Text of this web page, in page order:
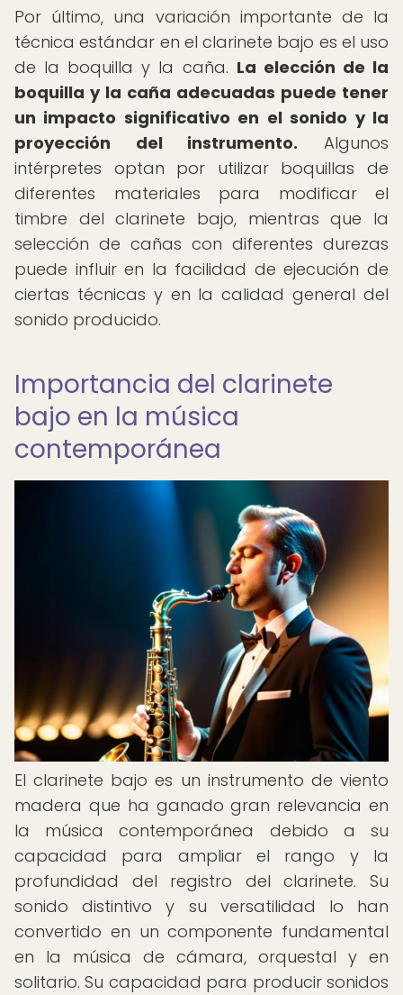
Por último, una variación importante de la
técnica estándar en el clarinete bajo es el uso
de la boquilla y la caña. La elección de la
boquilla y la caña adecuadas puede tener
un impacto significativo en el sonido y la
proyección del instrumento. Algunos
intérpretes optan por utilizar boquillas de
diferentes materiales para modificar el
timbre del clarinete bajo, mientras que la
selección de cañas con diferentes durezas
puede influir en la facilidad de ejecución de
ciertas técnicas y en la calidad general del
sonido producido.
Importancia del clarinete
bajo en la música
contemporánea
El clarinete bajo es un instrumento de viento
madera que ha ganado gran relevancia en
la música contemporánea debido a su
capacidad para ampliar el rango y la
profundidad del registro del clarinete. Su
sonido distintivo y su versatilidad lo han
convertido en un componente fundamental
en la música de cámara, orquestal y en
solitario. Su capacidad para producir sonidos